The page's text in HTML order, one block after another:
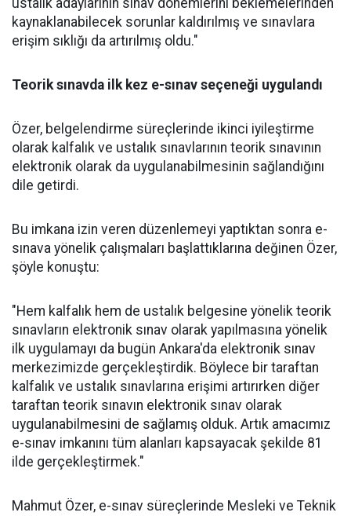
ustalık adaylarının sınav dönemlerini beklemelerinden
kaynaklanabilecek sorunlar kaldırılmış ve sınavlara
erişim sıklığı da artırılmış oldu."
Teorik sınavda ilk kez e-sınav seçeneği uygulandı
Özer, belgelendirme süreçlerinde ikinci iyileştirme
olarak kalfalık ve ustalık sınavlarının teorik sınavının
elektronik olarak da uygulanabilmesinin sağlandığını
dile getirdi.
Bu imkana izin veren düzenlemeyi yaptıktan sonra e-
sınava yönelik çalışmaları başlattıklarına değinen Özer,
şöyle konuştu:
"Hem kalfalık hem de ustalık belgesine yönelik teorik
sınavların elektronik sınav olarak yapılmasına yönelik
ilk uygulamayı da bugün Ankara'da elektronik sınav
merkezimizde gerçekleştirdik. Böylece bir taraftan
kalfalık ve ustalık sınavlarına erişimi artırırken diğer
taraftan teorik sınavın elektronik sınav olarak
uygulanabilmesini de sağlamış olduk. Artık amacımız
e-sınav imkanını tüm alanları kapsayacak şekilde 81
ilde gerçekleştirmek."
Mahmut Özer, e-sınav süreçlerinde Mesleki ve Teknik